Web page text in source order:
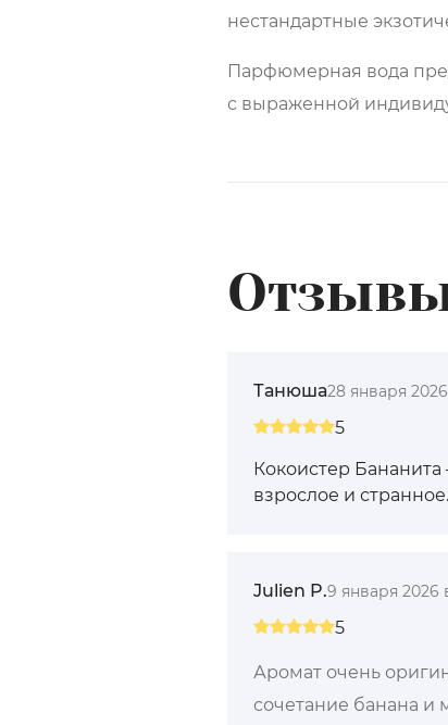
нестандартные
Парфюмерная вода
с выраженной
Танюша28 января 2026
5
Кокоистер
взрослое и
Julien P.9 января 2026
5
Аромат очень
сочетание банана и